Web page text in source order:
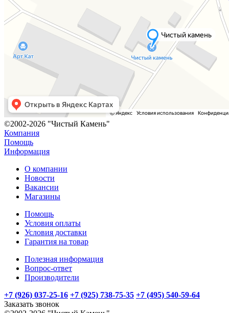
©2002-2026 "Чистый Камень"
Компания
Помощь
Информация
О компании
Новости
Вакансии
Магазины
Помощь
Условия оплаты
Условия доставки
Гарантия на товар
Полезная информация
Вопрос-ответ
Производители
+7 (926) 037-25-16 +7 (925) 738-75-35 +7 (495) 540-59-64
Заказать звонок